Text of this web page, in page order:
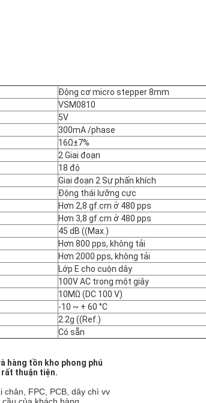
Động cơ micro stepper 8mm
VSM0810
5V
300mA /phase
16Ω±7%
2 Giai đoạn
18 độ
Giai đoạn 2 Sự phấn khích
Động thái lưỡng cực
Hơn 2,8 gf.cm ở 480 pps
Hơn 3,8 gf.cm ở 480 pps
45 dB ((Max.)
Hơn 800 pps, không tải
Hơn 2000 pps, không tải
Lớp E cho cuộn dây
100V AC trong một giây
10MΩ (DC 100 V)
-10 ~ + 60 °C
2.2g ((Ref.)
Có sẵn
hàng tồn kho phong phú
thuận tiện.
FPC, PCB, dây chì vv